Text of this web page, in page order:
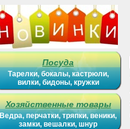
Посуда
Тарелки, бокалы, кастрюли,
вилки, бидоны, кружки
Хозяйственные товары
Ведра, перчатки, тряпки, веники,
замки, вешалки, шнур